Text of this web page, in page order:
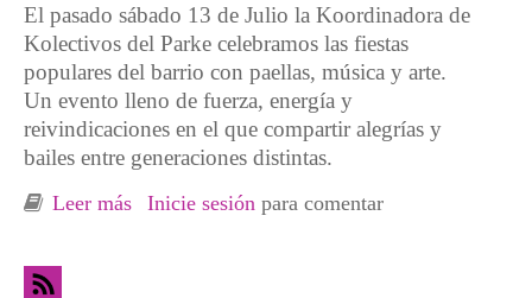
El pasado sábado 13 de Julio la Koordinadora de
Kolectivos del Parke celebramos las fiestas
populares del barrio con paellas, música y arte.
Un evento lleno de fuerza, energía y
reivindicaciones en el que compartir alegrías y
bailes entre generaciones distintas.
Leer más sobre Festes del Parke: El año pasado nos
Inicie sesión para comentar